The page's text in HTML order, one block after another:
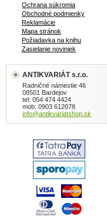
Ochrana súkromia
Obchodné podmienky
Reklamácie
Mapa stránok
Požiadavka na knihu
Zasielanie noviniek
ANTIKVARIÁT s.r.o.
Radničné námestie 46
08501 Bardejov
tel: 054 474 4424
mob: 0903 612078
info@antikvariatshop.sk